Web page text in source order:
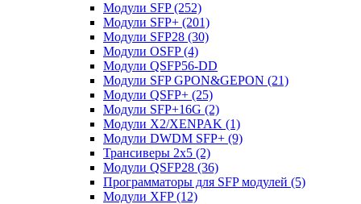
Модули SFP(252)
Модули SFP+ (201)
Модули SFP28 (30)
Модули OSFP(4)
Модули QSFP56-DD
Модули SFP GPON&GEPON (21)
Модули QSFP+ (25)
Модули SFP+16G (2)
Модули X2/XENPAK (1)
Модули DWDM SFP+ (9)
Трансиверы 2x5 (2)
Модули QSFP28 (36)
Программаторы для SFP модулей (5)
Модули XFP(12)